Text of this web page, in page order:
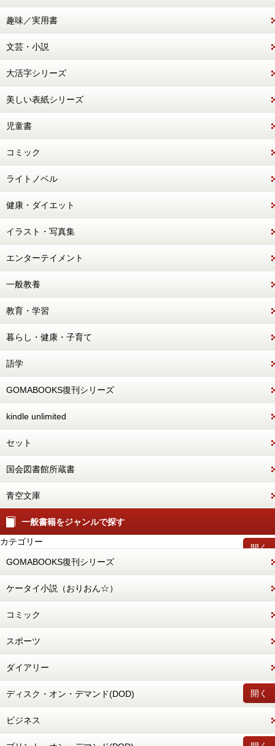
趣味／実用書
文芸・小説
大活字シリーズ
美しい表紙シリーズ
児童書
コミック
ライトノベル
健康・ダイエット
イラスト・写真集
エンターテイメント
一般教養
教育・学習
暮らし・健康・子育て
語学
GOMABOOKS復刊シリーズ
kindle unlimited
セット
国会図書館所蔵書
青空文庫
一般書籍をジャンルで探す
開く
カテゴリー
GOMABOOKS復刊シリーズ
ケータイ小説（おりおん☆）
コミック
スポーツ
ダイアリー
開く
ディスク・オン・デマンド(DOD)
ビジネス